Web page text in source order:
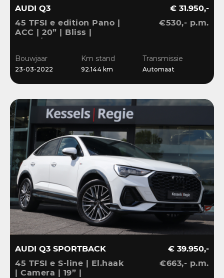
AUDI Q3
45 TFSI e edition Pano |
ACC | 20” | Bliss |
€ 31.950,-
€530,- p.m.
Bouwjaar
23-03-2022
Km stand
92.144 km
Transmissie
Automaat
AUDI Q3 SPORTBACK
45 TFSI e S-line | El.haak
| Camera | 19” |
€ 39.950,-
€663,- p.m.